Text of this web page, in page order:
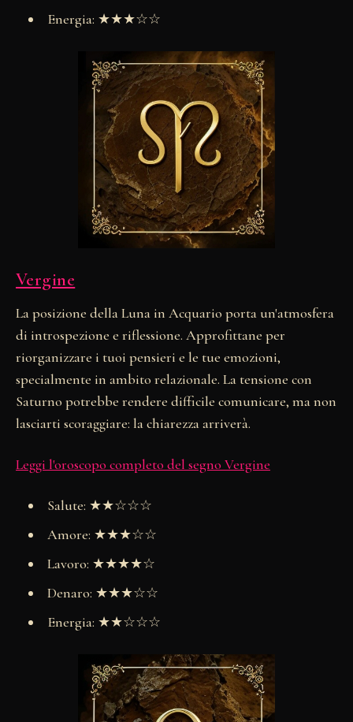
Energia: ★★★☆☆
Vergine
La posizione della Luna in Acquario porta un'atmosfera
di introspezione e riflessione. Approfittane per
riorganizzare i tuoi pensieri e le tue emozioni,
specialmente in ambito relazionale. La tensione con
Saturno potrebbe rendere difficile comunicare, ma non
lasciarti scoraggiare: la chiarezza arriverà.
Leggi l'oroscopo completo del segno Vergine
Salute: ★★☆☆☆
Amore: ★★★☆☆
Lavoro: ★★★★☆
Denaro: ★★★☆☆
Energia: ★★☆☆☆